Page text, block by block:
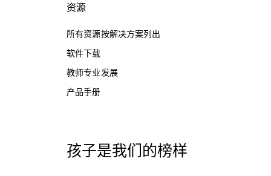
资源
所有资源按解决方案列出
软件下载
教师专业发展
产品手册
孩子是我们的榜样